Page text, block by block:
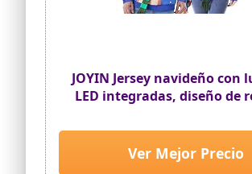
JOYIN Jersey navideño con
LED integradas, diseño de
LED incorporadas, rojo,
azul, largo (Talla S-XL), L
Ver Mejor Precio